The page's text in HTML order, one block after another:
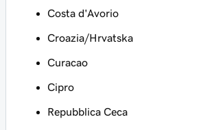
Costa d'Avorio
Croazia/Hrvatska
Curacao
Cipro
Repubblica Ceca